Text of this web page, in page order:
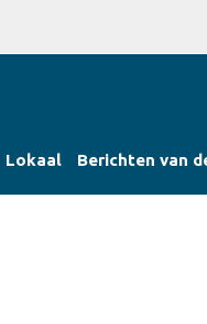
Lokaal Berichten van